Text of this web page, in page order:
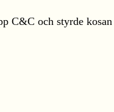
C&C och styrde